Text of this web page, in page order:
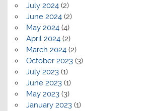
July 2024(2)
June 2024(2)
May 2024(4)
April 2024(2)
March 2024(2)
October 2023(3)
July 2023(1)
June 2023(1)
May 2023(3)
January 2023(1)